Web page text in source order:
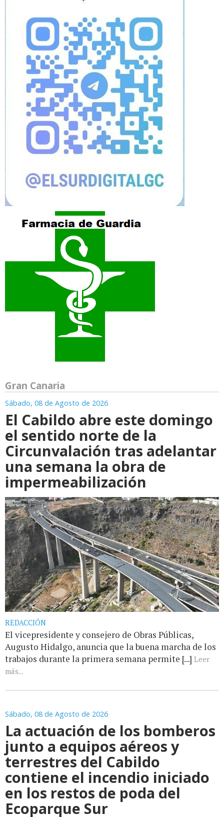
Gran Canaria
Sábado, 08 de Agosto de 2026
El Cabildo abre este domingo
el sentido norte de la
Circunvalación tras adelantar
una semana la obra de
impermeabilización
REDACCIÓN
El vicepresidente y consejero de Obras Públicas,
Augusto Hidalgo, anuncia que la buena marcha de los
trabajos durante la primera semana permite [...] Leer
más...
Sábado, 08 de Agosto de 2026
La actuación de los bomberos
junto a equipos aéreos y
terrestres del Cabildo
contiene el incendio iniciado
en los restos de poda del
Ecoparque Sur